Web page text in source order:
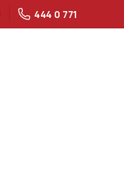
444 0 771